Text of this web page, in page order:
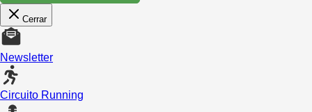
Cerrar
Newsletter
Circuito Running